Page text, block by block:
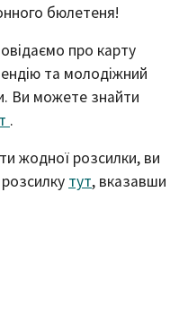
бюлетеня!
про карту
та молодіжний
Ви можете знайти
.
жодної розсилки, ви
тут, вказавши